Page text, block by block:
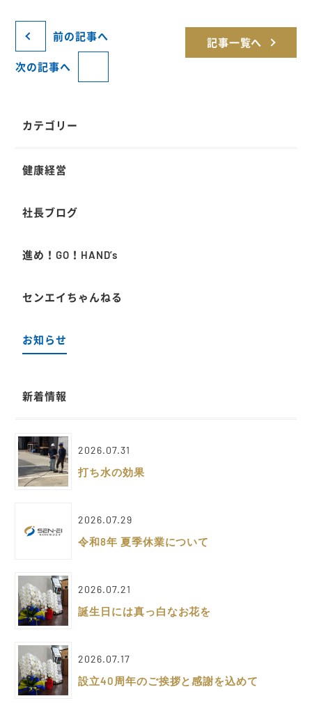
前の記事へ
記事一覧へ
次の記事へ
カテゴリー
健康経営
社長ブログ
進め！GO！HAND’s
センエイちゃんねる
お知らせ
新着情報
2026.07.31
打ち水の効果
2026.07.29
令和8年 夏季休業について
2026.07.21
誕生日には真っ白なお花を
2026.07.17
設立40周年のご挨拶と感謝を込めて